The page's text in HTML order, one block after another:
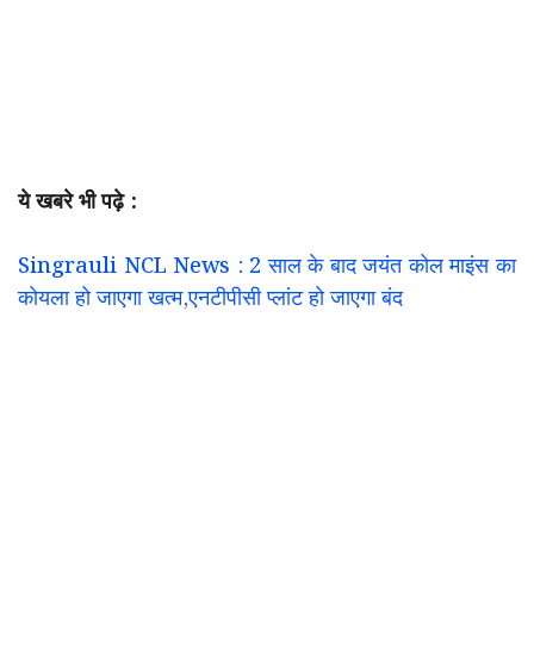
ये खबरे भी पढ़े :
Singrauli NCL News : 2 साल के बाद जयंत कोल माइंस का
कोयला हो जाएगा खत्म,एनटीपीसी प्लांट हो जाएगा बंद